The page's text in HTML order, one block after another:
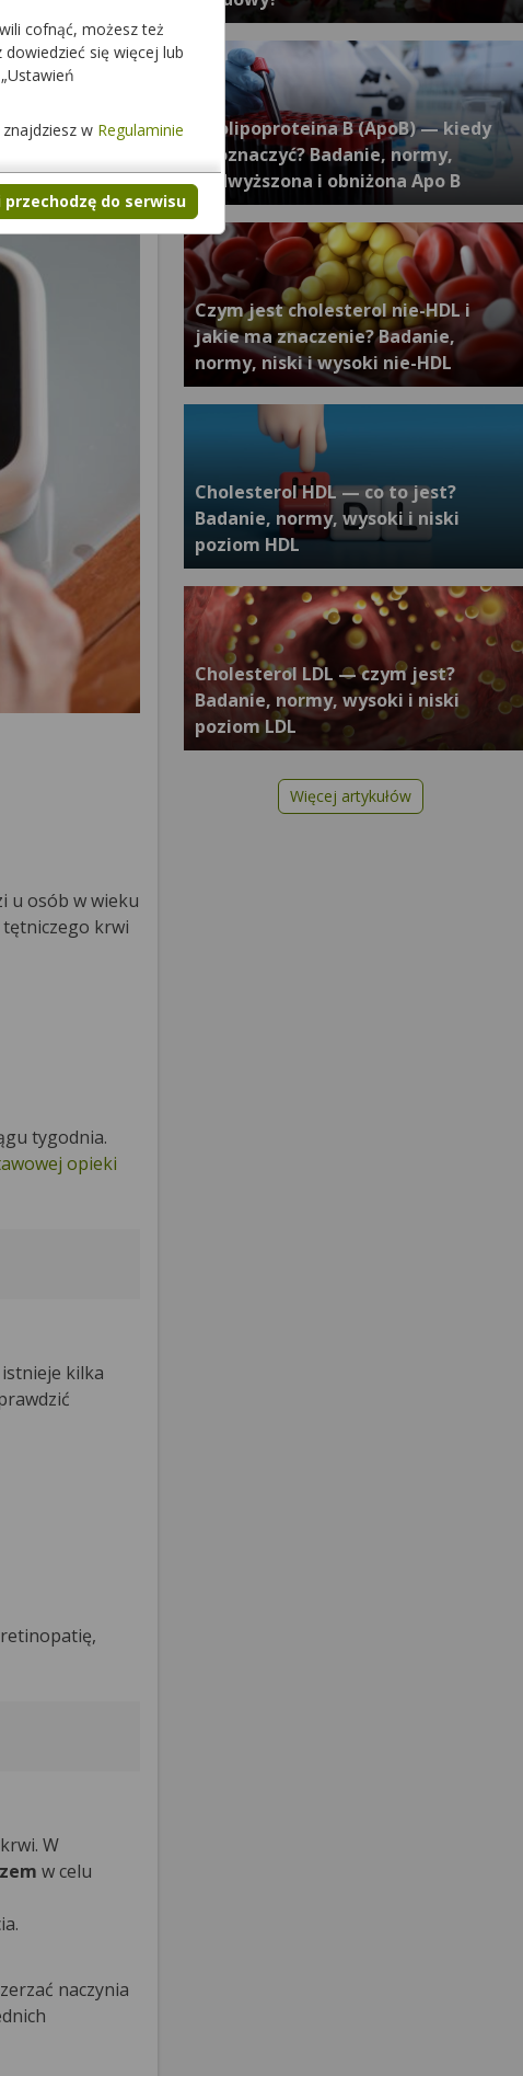
u osób w wieku
tętniczego krwi
tygodnia.
opieki
istnieje kilka
W
w celu
naczynia
Apolipoproteina B (ApoB) — kiedy
ją oznaczyć? Badanie, normy,
podwyższona i obniżona Apo B
Czym jest cholesterol nie-HDL i
jakie ma znaczenie? Badanie,
normy, niski i wysoki nie-HDL
Cholesterol HDL — co to jest?
Badanie, normy, wysoki i niski
poziom HDL
Cholesterol LDL — czym jest?
Badanie, normy, wysoki i niski
poziom LDL
Więcej artykułów
cofnąć, możesz też
się więcej lub
w Regulaminie
do serwisu